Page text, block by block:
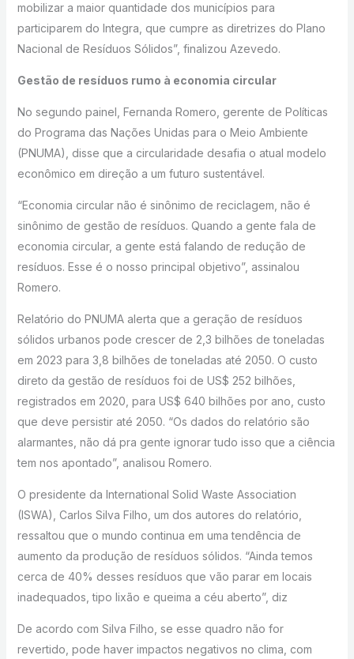
mobilizar a maior quantidade dos municípios para
participarem do Integra, que cumpre as diretrizes do Plano
Nacional de Resíduos Sólidos”, finalizou Azevedo.
Gestão de resíduos rumo à economia circular
No segundo painel, Fernanda Romero, gerente de Políticas
do Programa das Nações Unidas para o Meio Ambiente
(PNUMA), disse que a circularidade desafia o atual modelo
econômico em direção a um futuro sustentável.
“Economia circular não é sinônimo de reciclagem, não é
sinônimo de gestão de resíduos. Quando a gente fala de
economia circular, a gente está falando de redução de
resíduos. Esse é o nosso principal objetivo”, assinalou
Romero.
Relatório do PNUMA alerta que a geração de resíduos
sólidos urbanos pode crescer de 2,3 bilhões de toneladas
em 2023 para 3,8 bilhões de toneladas até 2050. O custo
direto da gestão de resíduos foi de US$ 252 bilhões,
registrados em 2020, para US$ 640 bilhões por ano, custo
que deve persistir até 2050. “Os dados do relatório são
alarmantes, não dá pra gente ignorar tudo isso que a ciência
tem nos apontado”, analisou Romero.
O presidente da International Solid Waste Association
(ISWA), Carlos Silva Filho, um dos autores do relatório,
ressaltou que o mundo continua em uma tendência de
aumento da produção de resíduos sólidos. “Ainda temos
cerca de 40% desses resíduos que vão parar em locais
inadequados, tipo lixão e queima a céu aberto”, diz
De acordo com Silva Filho, se esse quadro não for
revertido, pode haver impactos negativos no clima, com